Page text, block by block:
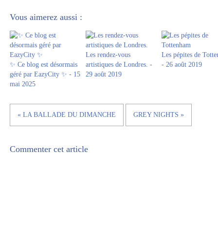
Vous aimerez aussi :
✨ Ce blog est désormais
géré par EazyCity ✨ - 15
mai 2025
Les rendez-vous
artistiques de Londres. -
29 août 2019
Les pépites de
- 26 août 2019
« LA BALLADE DU DIMANCHE GREY NIGHTS »
Commenter cet article